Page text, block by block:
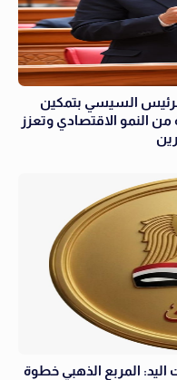
السيسي بتمكين
النمو الاقتصادي وتعزز
المربع الذهبي خطوة